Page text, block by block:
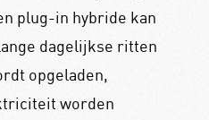
plug-in hybride kan
dagelijkse ritten
opgeladen,
worden